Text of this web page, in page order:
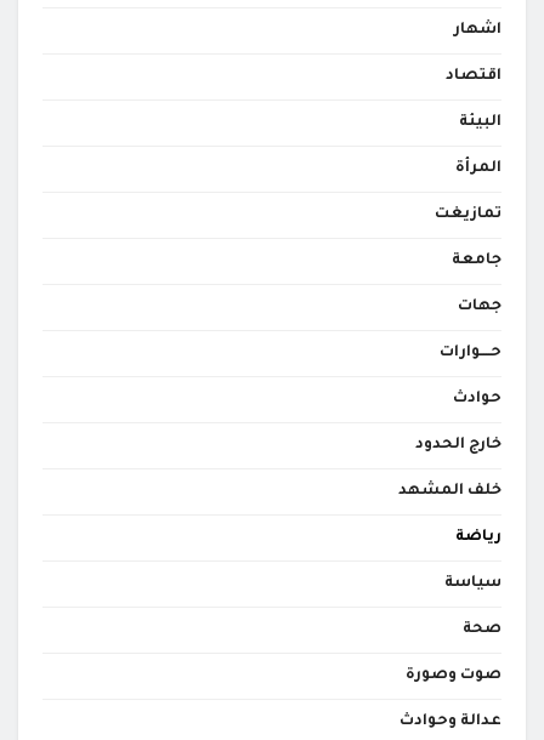
اشهار
اقتصاد
البيئة
المرأة
تمازيغت
جامعة
جهات
حــــوارات
حوادث
خارج الحدود
خلف المشهد
رياضة
سياسة
صحة
صوت وصورة
عدالة وحوادث